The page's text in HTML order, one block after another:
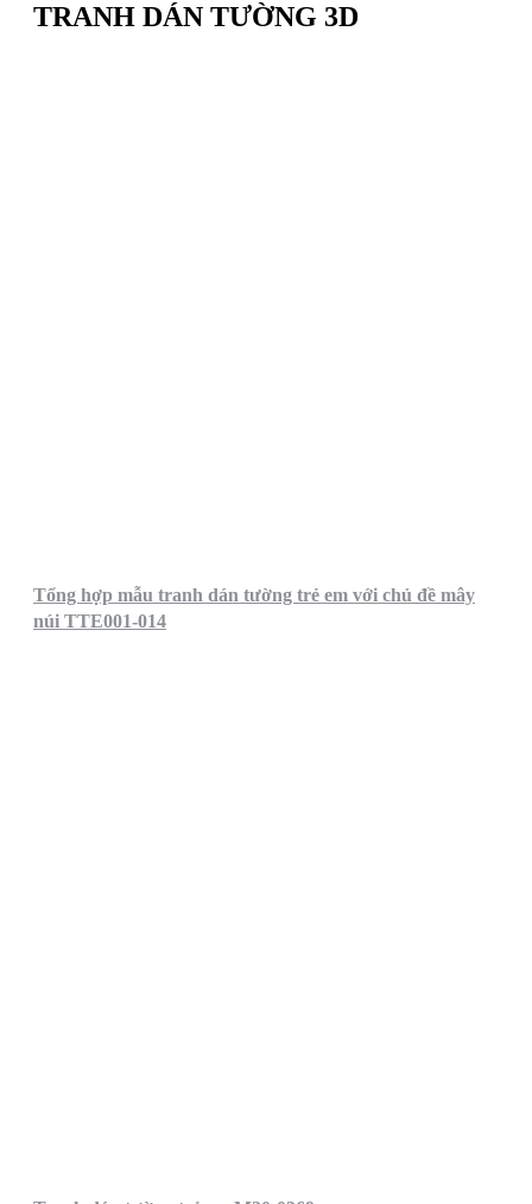
TRANH DÁN TƯỜNG 3D
Tổng hợp mẫu tranh dán tường trẻ em với chủ đề mây
núi TTE001-014